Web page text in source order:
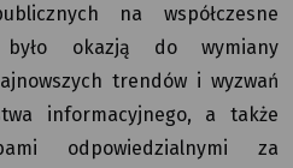
na współczesne
było okazją do wymiany
trendów i wyzwań
informacyjnego, a także
odpowiedzialnymi za